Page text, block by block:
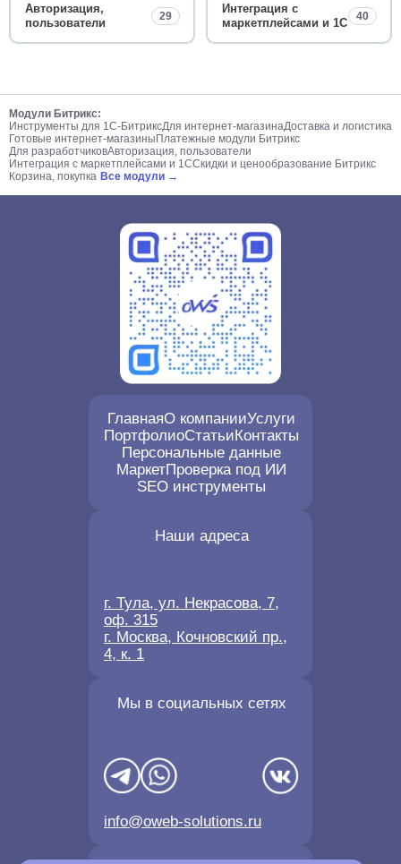
Авторизация,
пользователи
29
Интеграция с
маркетплейсами и 1С
40
Модули Битрикс:
Инструменты для 1С-БитриксДля интернет-магазинаДоставка и логистика
Готовые интернет-магазины Платежные модули Битрикс
Для разработчиковАвторизация, пользователи
Интеграция с маркетплейсами и 1ССкидки и ценообразование Битрикс
Корзина, покупка Все модули →
ГлавнаяО компанииУслуги
ПортфолиоСтатьиКонтакты
Персональные данные
МаркетПроверка под ИИ
SEO инструменты
Мы в социальных сетях
info@oweb-solutions.ru
Наши адреса
г. Тула, ул. Некрасова, 7,
оф. 315
г. Москва, Кочновский пр.,
4, к. 1